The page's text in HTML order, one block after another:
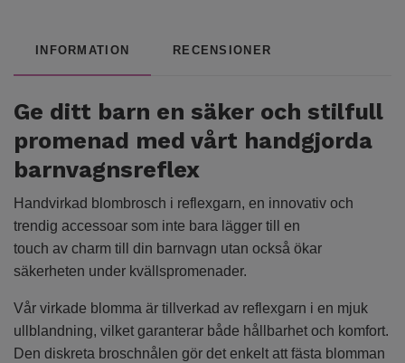
INFORMATION RECENSIONER
Ge ditt barn en säker och stilfull
promenad med vårt handgjorda
barnvagnsreflex
Handvirkad blombrosch i reflexgarn, en innovativ och
trendig accessoar som inte bara lägger till en
touch av charm till din barnvagn utan också ökar
säkerheten under kvällspromenader.
Vår virkade blomma är tillverkad av reflexgarn i en mjuk
ullblandning, vilket garanterar både hållbarhet och komfort.
Den diskreta broschnålen gör det enkelt att fästa blomman